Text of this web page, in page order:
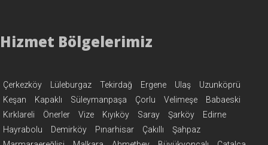
Hizmet Bölgelerimiz
Çerkezköy Lüleburgaz Tekirdağ Ergene Ulaş
Uzunköprü
Keşan
Kapaklı Süleymanpaşa Çorlu Velimeşe
Babaeski
Kırklareli
Önerler Vize Kıyıköy Saray Şarköy
Edirne
Hayrabolu
Demirköy Pınarhisar Çakıllı
Şahpaz